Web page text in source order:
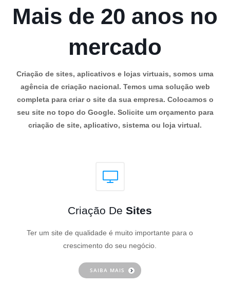
Mais de 20 anos no
mercado
Criação de sites, aplicativos e lojas virtuais, somos uma
agência de criação nacional. Temos uma solução web
completa para criar o site da sua empresa. Colocamos o
seu site no topo do Google. Solicite um orçamento para
criação de site, aplicativo, sistema ou loja virtual.
Criação De Sites
Ter um site de qualidade é muito importante para o
crescimento do seu negócio.
SAIBA MAIS